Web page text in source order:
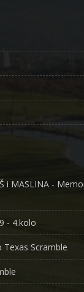
i MASLINA -
- 4.kolo
Texas Scramble